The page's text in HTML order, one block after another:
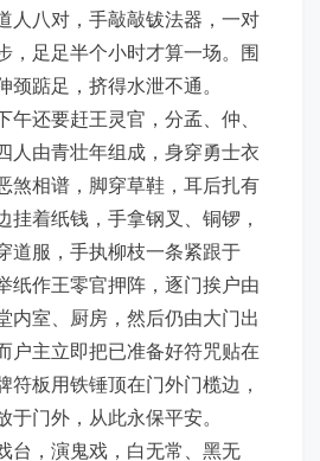
人八对，手敲敲钹法器，一对
，足足半个小时才算一场。围
踮足，挤得水泄不通。
还要赶王灵官，分孟、仲、
人由青壮年组成，身穿勇士衣
煞相谱，脚穿草鞋，耳后扎有
挂着纸钱，手拿钢叉、铜锣，
道服，手执柳枝一条紧跟于
纸作王零官押阵，逐门挨户由
内室、厨房，然后仍由大门出
户主立即把已准备好符咒贴在
符板用铁锤顶在门外门榄边，
门外，从此永保平安。
台，演鬼戏，白无常、黑无